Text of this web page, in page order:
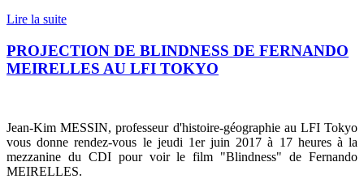
Lire la suite
PROJECTION DE BLINDNESS DE FERNANDO
MEIRELLES AU LFI TOKYO
Jean-Kim MESSIN, professeur d'histoire-géographie au LFI Tokyo
vous donne rendez-vous le jeudi 1er juin 2017 à 17 heures à la
mezzanine du CDI pour voir le film "Blindness" de Fernando
MEIRELLES.